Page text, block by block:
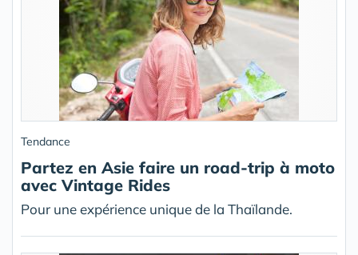
Tendance
Partez en Asie faire un road-trip à moto
avec Vintage Rides
Pour une expérience unique de la Thaïlande.